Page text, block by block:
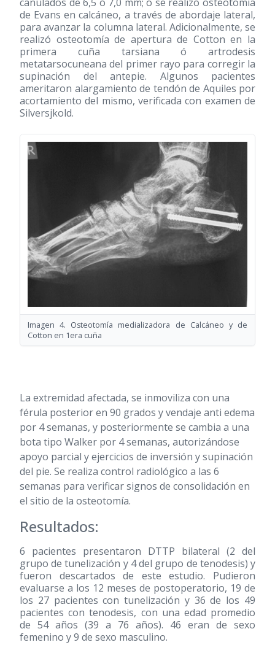
de Evans en calcáneo, a través de abordaje lateral,
para avanzar la columna lateral. Adicionalmente, se
realizó osteotomía de apertura de Cotton en la
primera cuña tarsiana ó artrodesis
metatarsocuneana del primer rayo para corregir la
supinación del antepie. Algunos pacientes
ameritaron alargamiento de tendón de Aquiles por
acortamiento del mismo, verificada con examen de
Silversjkold.
Imagen 4. Osteotomía medializadora de Calcáneo y de
Cotton en 1era cuña
La extremidad afectada, se inmoviliza con una
férula posterior en 90 grados y vendaje anti edema
por 4 semanas, y posteriormente se cambia a una
bota tipo Walker por 4 semanas, autorizándose
apoyo parcial y ejercicios de inversión y supinación
del pie. Se realiza control radiológico a las 6
semanas para verificar signos de consolidación en
el sitio de la osteotomía.
Resultados:
6 pacientes presentaron DTTP bilateral (2 del
grupo de tunelización y 4 del grupo de tenodesis) y
fueron descartados de este estudio. Pudieron
evaluarse a los 12 meses de postoperatorio, 19 de
los 27 pacientes con tunelización y 36 de los 49
pacientes con tenodesis, con una edad promedio
de 54 años (39 a 76 años). 46 eran de sexo
femenino y 9 de sexo masculino.